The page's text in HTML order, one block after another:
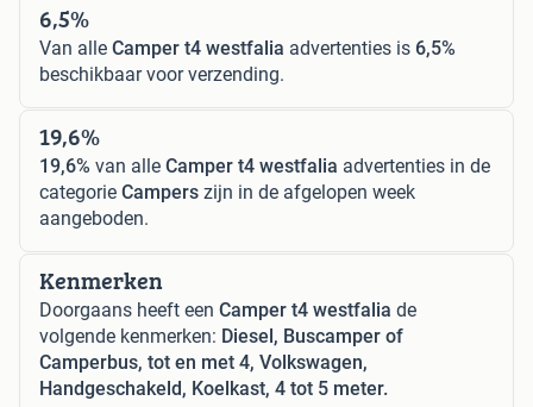
6,5%
Van alle Camper t4 westfalia advertenties is 6,5%
beschikbaar voor verzending.
19,6%
19,6% van alle Camper t4 westfalia advertenties in de
categorie Campers zijn in de afgelopen week
aangeboden.
Kenmerken
Doorgaans heeft een Camper t4 westfalia de
volgende kenmerken: Diesel, Buscamper of
Camperbus, tot en met 4, Volkswagen,
Handgeschakeld, Koelkast, 4 tot 5 meter.